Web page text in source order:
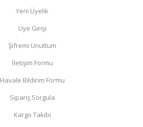
Yeni Üyelik
Üye Girişi
Şifremi Unuttum
İletişim Formu
Havale Bildirim Formu
Sipariş Sorgula
Kargo Takibi